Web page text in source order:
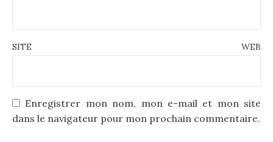
SITE WEB
Enregistrer mon nom, mon e-mail et mon site
dans le navigateur pour mon prochain commentaire.